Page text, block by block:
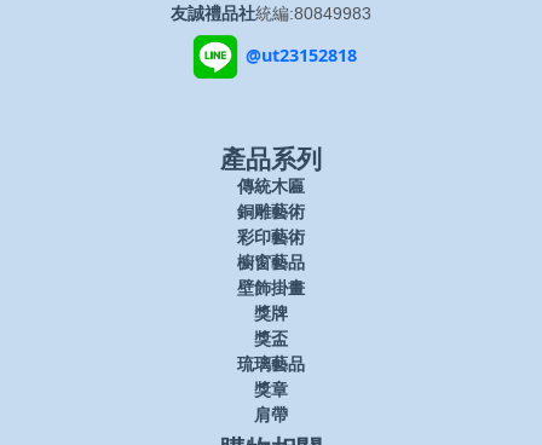
友誠禮品社統編:80849983
@ut23152818
產品系列
傳統木匾
銅雕藝術
彩印藝術
櫥窗藝品
壁飾掛畫
獎牌
獎盃
琉璃藝品
獎章
肩帶